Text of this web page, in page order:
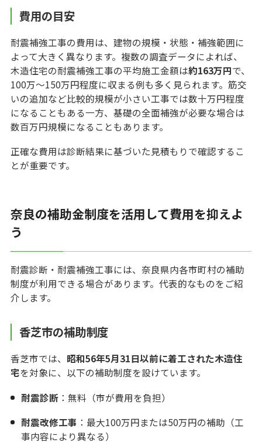
費用の目安
耐震補強工事の費用は、建物の規模・状態・補強範囲に
よって大きく異なります。複数の調査データによれば、
木造住宅の耐震補強工事の平均施工金額は約163万円で、
100万〜150万円程度に収まる例も多く見られます。筋交
いの追加など比較的規模が小さい工事では数十万円程度
になることもある一方、基礎の全面補強が必要な場合は
数百万円規模になることもあります。
正確な費用は診断結果に基づいた見積もりで確認するこ
とが重要です。
奈良の補助金制度を活用して費用を抑えよ
う
耐震診断・耐震補強工事には、奈良県内各市町村の補助
制度が利用できる場合があります。代表的なものをご紹
介します。
香芝市の補助制度
香芝市では、 昭和56年5月31日以前に着工された木造住
宅を対象に、以下の補助制度を設けています。
耐震診断：無料（市が費用を負担）
耐震改修工事 ：最大100万円または50万円の補助（工
事内容により異なる）